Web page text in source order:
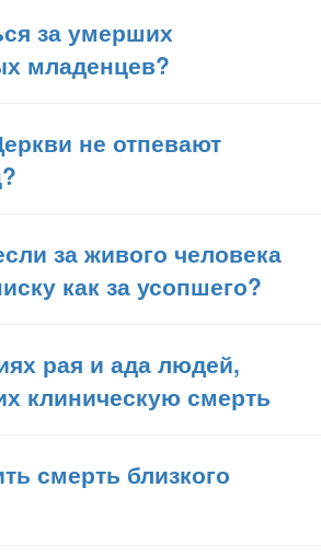
за умерших
младенцев?
не отпевают
за живого человека
как за усопшего?
рая и ада людей,
клиническую смерть
смерть близкого